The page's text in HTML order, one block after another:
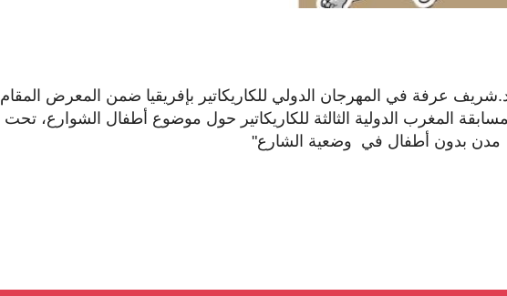
عرفة في المهرجان الدولي للكاريكاتير بإفريقيا ضمن المعرض المقام
المغرب الدولية الثالثة للكاريكاتير حول موضوع أطفال الشوارع، تحت
بدون أطفال في وضعية الشارع"